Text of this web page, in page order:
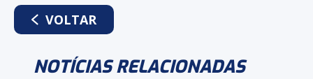
WHATSAPPFACEBOOK
VOLTAR
NOTÍCIAS RELACIONADAS